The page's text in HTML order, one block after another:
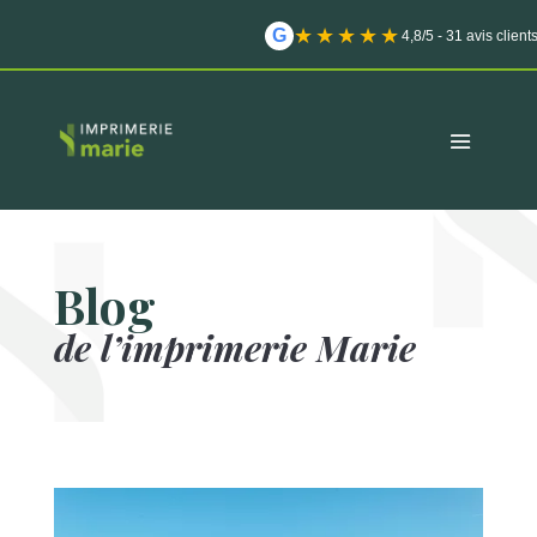
G ★★★★★ 4,8/5 - 31 avis clients
Blog
de l’imprimerie Marie